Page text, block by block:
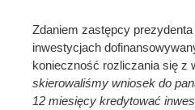
Zdaniem zastępcy
inwestycjach
konieczność rozliczania się z
skierowaliśmy wniosek do
12 miesięcy kredytować